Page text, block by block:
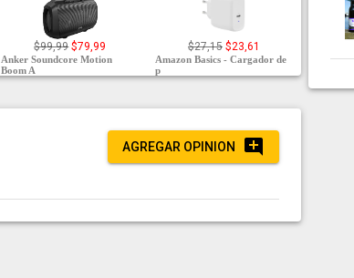
$99,99 $79,99
Anker Soundcore Motion
Boom A
$27,15 $23,61
Amazon Basics - Cargador de
p
AGREGAR OPINION